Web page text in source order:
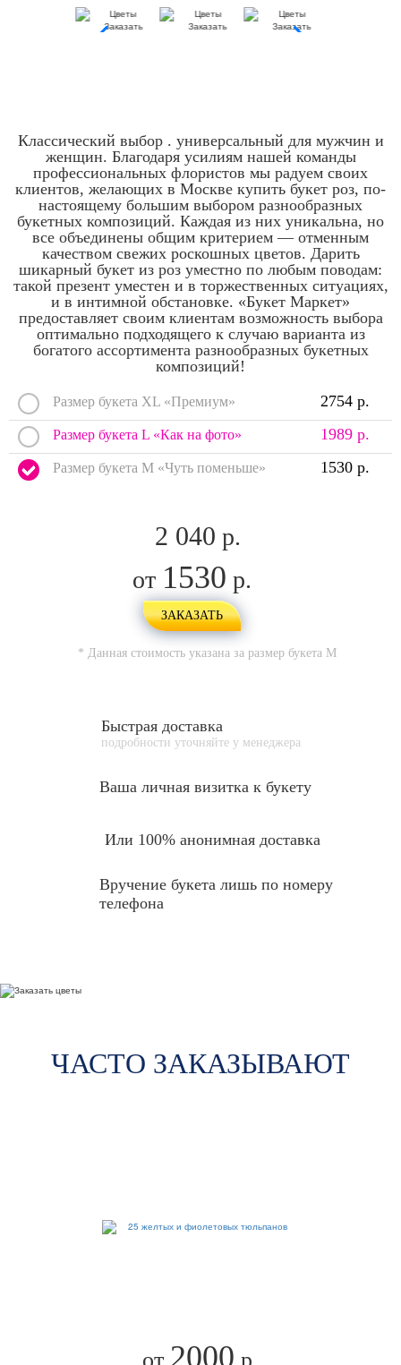
Классический выбор . универсальный для мужчин и
женщин. Благодаря усилиям нашей команды
профессиональных флористов мы радуем своих
клиентов, желающих в Москве купить букет роз, по-
настоящему большим выбором разнообразных
букетных композиций. Каждая из них уникальна, но
все объединены общим критерием — отменным
качеством свежих роскошных цветов. Дарить
шикарный букет из роз уместно по любым поводам:
такой презент уместен и в торжественных ситуациях,
и в интимной обстановке. «Букет Маркет»
предоставляет своим клиентам возможность выбора
оптимально подходящего к случаю варианта из
богатого ассортимента разнообразных букетных
композиций!
Размер букета XL «Премиум» 2754 р.
Размер букета L «Как на фото» 1989 р.
Размер букета M «Чуть поменьше» 1530 р.
2 040 р.
от 1530 р.
ЗАКАЗАТЬ
* Данная стоимость указана за размер букета M
Быстрая доставка
подробности уточняйте у менеджера
Ваша личная визитка к букету
Или 100% анонимная доставка
Вручение букета лишь по номеру
телефона
ЧАСТО ЗАКАЗЫВАЮТ
2000